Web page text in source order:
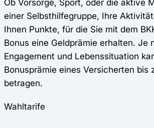
Ob Vorsorge, Sport, oder die aktive
einer Selbsthilfegruppe, Ihre
Ihnen Punkte, für die Sie mit dem
Bonus eine Geldprämie erhalten. Je
Engagement und Lebenssituation
Bonusprämie eines Versicherten bis
betragen.
Wahltarife